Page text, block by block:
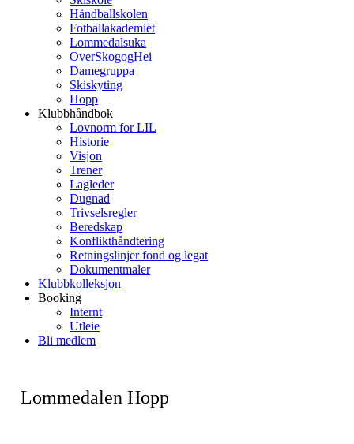
Håndballskolen
Fotballakademiet
Lommedalsuka
OverSkogogHei
Damegruppa
Skiskyting
Hopp
Klubbhåndbok
Lovnorm for LIL
Historie
Visjon
Trener
Lagleder
Dugnad
Trivselsregler
Beredskap
Konflikthåndtering
Retningslinjer fond og legat
Dokumentmaler
Klubbkolleksjon
Booking
Internt
Utleie
Bli medlem
Lommedalen Hopp